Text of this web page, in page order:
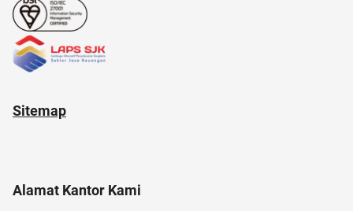
Sitemap
Alamat Kantor Kami